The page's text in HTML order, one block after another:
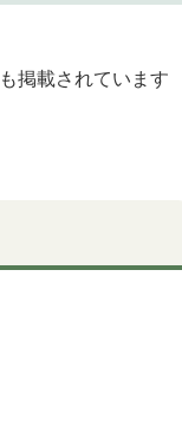
掲載されています